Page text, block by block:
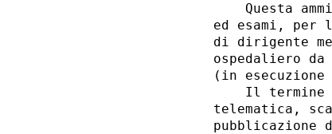
Questa
ed esami, per
di dirigente
ospedaliero
(in
Il termine
telematica,